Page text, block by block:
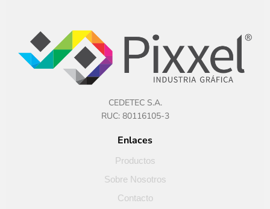
CEDETEC S.A.
RUC: 80116105-3
Enlaces
Productos
Sobre Nosotros
Contacto